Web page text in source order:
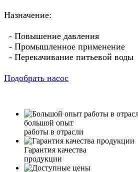
Назначение:
- Повышение давления
- Промышленное применение
- Перекачивание питьевой воды
Подобрать насос
большой опыт
работы в отрасли
Гарантия качества
продукции